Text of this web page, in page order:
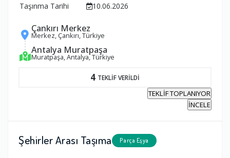
Taşınma Tarihi
10.06.2026
Çankırı Merkez
Merkez, Çankırı, Türkiye
Antalya Muratpaşa
Muratpaşa, Antalya, Türkiye
4 TEKLİF VERİLDİ
TEKLİF TOPLANIYOR
İNCELE
Şehirler Arası Taşıma Parça Eşya